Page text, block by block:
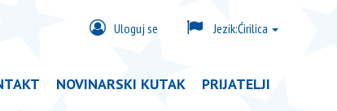
Uloguj se Jezik:Ćirilica
NOVINARSKI KUTAK PRIJATELJI